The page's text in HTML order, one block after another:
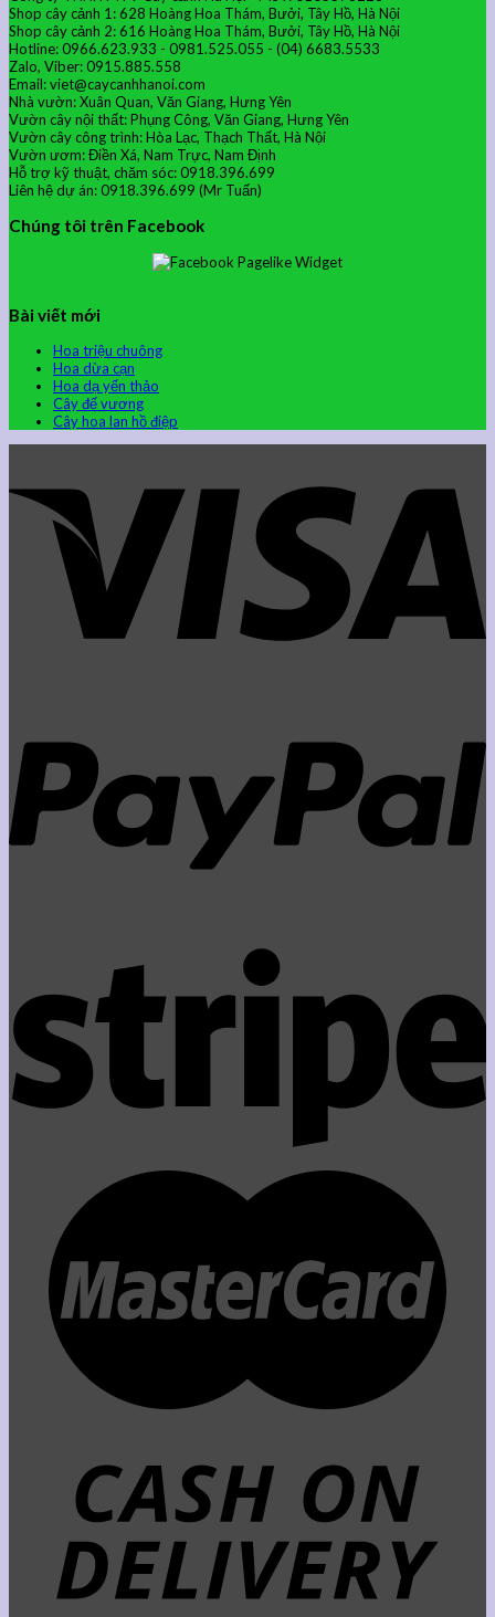
Shop cây cảnh 1: 628 Hoàng Hoa Thám, Bưởi, Tây Hồ, Hà Nội
Shop cây cảnh 2: 616 Hoàng Hoa Thám, Bưởi, Tây Hồ, Hà Nội
Hotline: 0966.623.933 - 0981.525.055 - (04) 6683.5533
Zalo, Viber: 0915.885.558
Email: viet@caycanhhanoi.com
Nhà vườn: Xuân Quan, Văn Giang, Hưng Yên
Vườn cây nội thất: Phụng Công, Văn Giang, Hưng Yên
Vườn cây công trình: Hòa Lạc, Thạch Thất, Hà Nội
Vườn ươm: Điền Xá, Nam Trực, Nam Định
Hỗ trợ kỹ thuật, chăm sóc: 0918.396.699
Liên hệ dự án: 0918.396.699 (Mr Tuấn)
Chúng tôi trên Facebook
Bài viết mới
Hoa triệu chuông
Hoa dừa cạn
Hoa dạ yến thảo
Cây đế vương
Cây hoa lan hồ điệp